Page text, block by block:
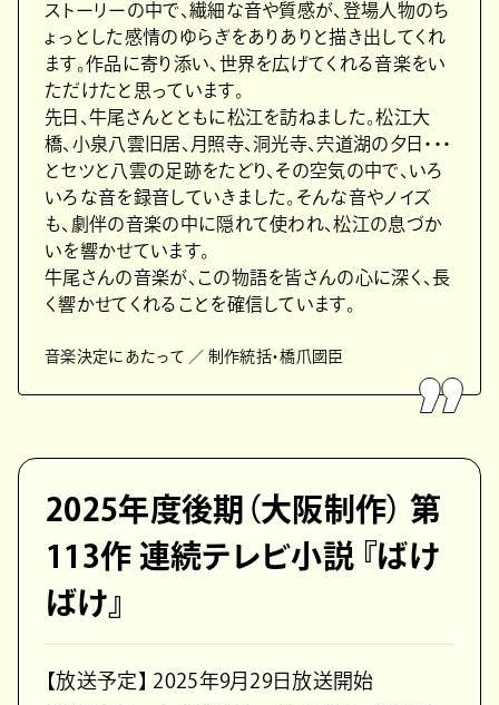
ストーリーの中で、繊細な音や質感が、登場人物のち
ょっとした感情のゆらぎをありありと描き出してくれ
ます。作品に寄り添い、世界を広げてくれる音楽をい
ただけたと思っています。
先日、牛尾さんとともに松江を訪ねました。松江大
橋、小泉八雲旧居、月照寺、洞光寺、宍道湖の夕日・・・
とセツと八雲の足跡をたどり、その空気の中で、いろ
いろな音を録音していきました。そんな音やノイズ
も、劇伴の音楽の中に隠れて使われ、松江の息づか
いを響かせています。
牛尾さんの音楽が、この物語を皆さんの心に深く、長
く響かせてくれることを確信しています。
音楽決定にあたって ／ 制作統括・橋爪國臣
2025年度後期（大阪制作） 第
113作 連続テレビ小説 『ばけ
ばけ』
【放送予定】 2025年9月29日放送開始